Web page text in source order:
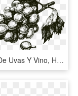
Dibujos De Uvas Y Vino, HD Png Download